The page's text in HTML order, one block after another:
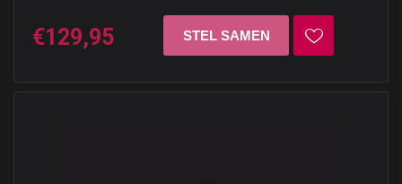
€129,95